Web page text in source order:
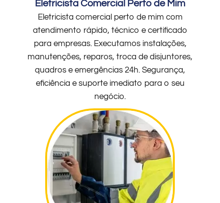
Eletricista Comercial Perto de Mim
Eletricista comercial perto de mim com
atendimento rápido, técnico e certificado
para empresas. Executamos instalações,
manutenções, reparos, troca de disjuntores,
quadros e emergências 24h. Segurança,
eficiência e suporte imediato para o seu
negócio.